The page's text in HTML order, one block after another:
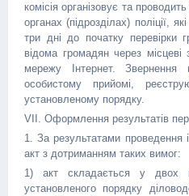
комісія організовує та
органах (підрозділах) поліції,
три дні до початку перевірки
відома громадян через місцеві
мережу Інтернет.
особистому прийомі,
установленому порядку.
VII. Оформлення результатів
1. За результатами проведення
акт з дотриманням таких вимог:
1) акт складається у двох
установленого порядку